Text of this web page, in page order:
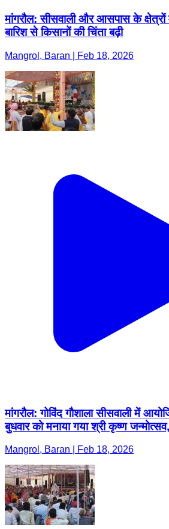
मांगरौल: सीसवाली और आसपास के
बारिश से किसानों की चिंता बढ़ी
Mangrol, Baran | Feb 18, 2026
मांगरौल: गोविंद गौशाला सीसवाली में
बुधवार को मनाया गया श्री कृष्ण
Mangrol, Baran | Feb 18, 2026